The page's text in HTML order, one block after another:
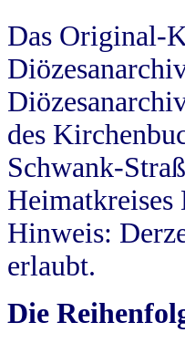
Das Original-
des
Schwank-
Heimatkreises
Hinweis:
erlaubt.
Die